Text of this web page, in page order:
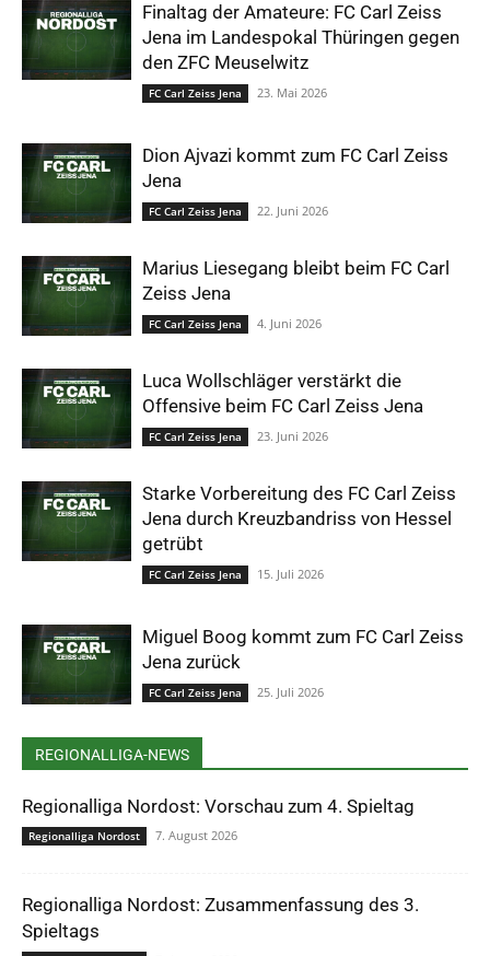
Finaltag der Amateure: FC Carl Zeiss
Jena im Landespokal Thüringen gegen
den ZFC Meuselwitz
FC Carl Zeiss Jena 23. Mai 2026
Dion Ajvazi kommt zum FC Carl Zeiss
Jena
FC Carl Zeiss Jena 22. Juni 2026
Marius Liesegang bleibt beim FC Carl
Zeiss Jena
FC Carl Zeiss Jena 4. Juni 2026
Luca Wollschläger verstärkt die
Offensive beim FC Carl Zeiss Jena
FC Carl Zeiss Jena 23. Juni 2026
Starke Vorbereitung des FC Carl Zeiss
Jena durch Kreuzbandriss von Hessel
getrübt
FC Carl Zeiss Jena 15. Juli 2026
Miguel Boog kommt zum FC Carl Zeiss
Jena zurück
FC Carl Zeiss Jena 25. Juli 2026
REGIONALLIGA-NEWS
Regionalliga Nordost: Vorschau zum 4. Spieltag
Regionalliga Nordost 7. August 2026
Regionalliga Nordost: Zusammenfassung des 3.
Spieltags